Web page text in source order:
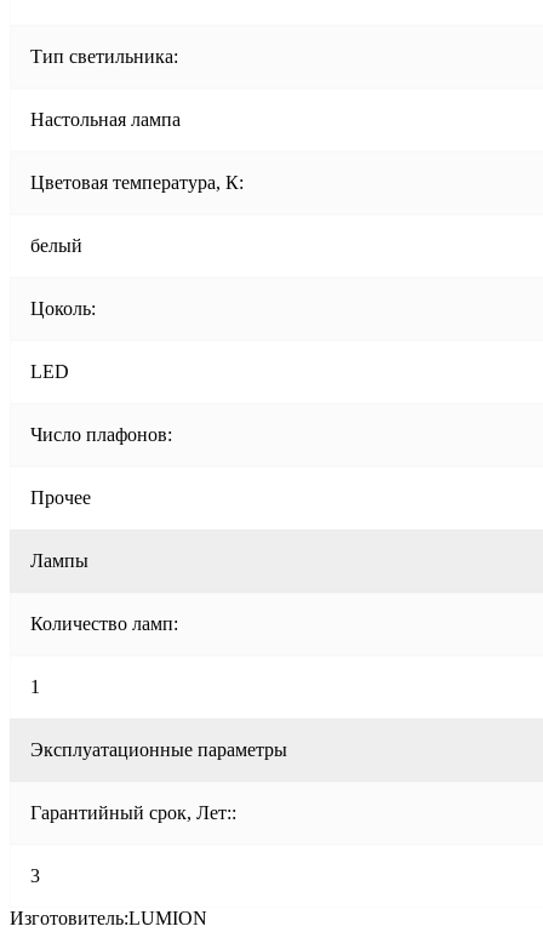
Тип светильника:
Настольная лампа
Цветовая температура, К:
белый
Цоколь:
LED
Число плафонов:
Прочее
Лампы
Количество ламп:
1
Эксплуатационные параметры
Гарантийный срок, Лет::
3
Изготовитель:LUMION